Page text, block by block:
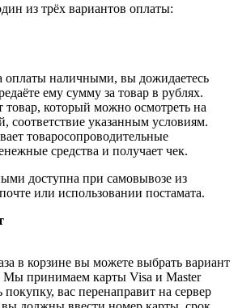
из трёх вариантов оплаты:
оплаты наличными, вы дожидаетесь
ему сумму за товар в рублях.
товар, который можно осмотреть на
соответствие указанным условиям.
товаросопроводительные
средства и получает чек.
доступна при самовывозе из
или использовании постамата.
в корзине вы можете выбрать вариант
Мы принимаем карты Visa и Master
вас перенаправит на сервер